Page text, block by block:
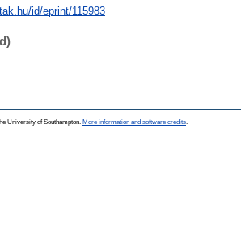
id/eprint/115983
University of Southampton. More information and software credits